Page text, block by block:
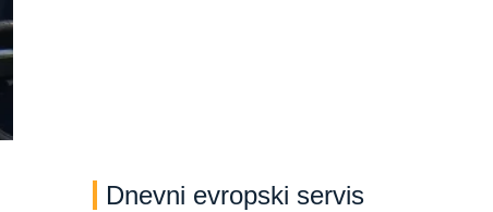
Dnevni evropski servis